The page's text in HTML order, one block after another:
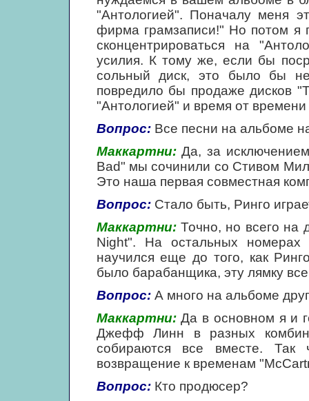
"Антологией". Поначалу меня
фирма грамзаписи!" Но потом я
сконцентрироваться на
усилия. К тому же, если бы
сольный диск, это было бы
повредило бы продаже дисков
"Антологией" и время от времени
Вопрос:Все песни на альбоме
Маккартни:Да, за
Bad" мы сочинили со Стивом
Это наша первая совместная
Вопрос:Стало быть, Ринго
Маккартни:Точно, но всего на
Night". На остальных
научился еще до того, как
было барабанщика, эту лямку
Вопрос:А много на альбоме
Маккартни:Да в основном я и
Джефф Линн в разных
собираются все вместе.
возвращение к временам
Вопрос:Кто продюсер?